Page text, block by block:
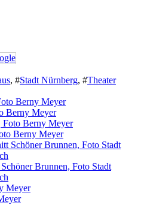
, #Stadt Nürnberg, #Theater
Berny Meyer
Berny Meyer
Brunnen, Foto Stadt